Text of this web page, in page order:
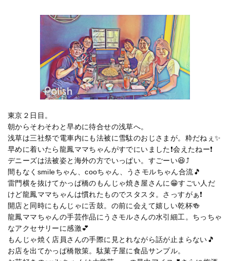
東京２日目。
朝からそわそわと早めに待合せの浅草へ。
浅草は三社祭で電車内にも法被に雪駄のおじさまが。粋だねぇ✨
早めに着いたら龍鳳ママちゃんがすでにいました❗会えたねー❗
デニーズは法被姿と海外の方でいっぱい。すごーい😆⤴️
間もなくsmileちゃん、cooちゃん、うさモルちゃん合流🎵
雷門横を抜けてかっぱ橋のもんじゃ焼き屋さんに😁すごい人だ
けど龍鳳ママちゃんは慣れたものでスタスタ。さっすがぁ❗
開店と同時にもんじゃに舌鼓。の前に会えて嬉しい乾杯🍻
龍鳳ママちゃんの手芸作品にうさモルさんの水引細工。ちっちゃ
なアクセサリーに感激💕
もんじゃ焼く店員さんの手際に見とれながら話が止まらない🎵
お店を出てかっぱ橋散策。駄菓子屋に食品サンプル。